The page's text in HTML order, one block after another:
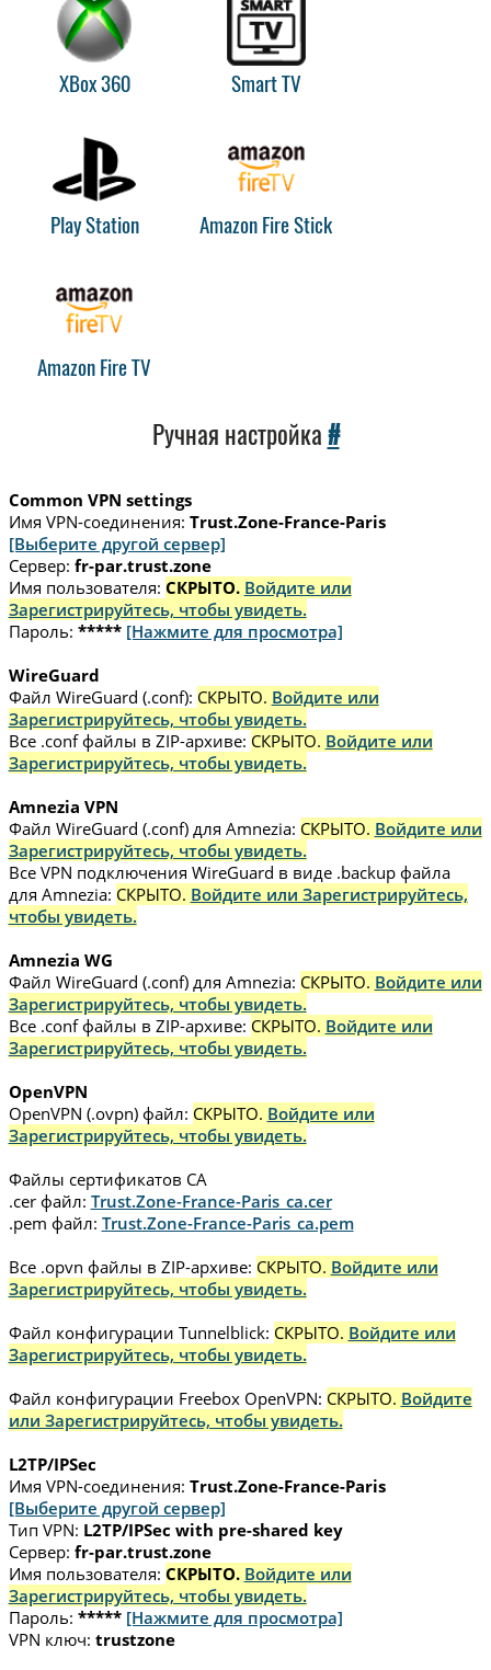
XBox 360 Smart TV
Play Station Amazon Fire Stick
Amazon Fire TV
Ручная настройка #
Common VPN settings
Имя VPN-соединения: Trust.Zone-France-Paris
[Выберите другой сервер]
Сервер: fr-par.trust.zone
Имя пользователя: СКРЫТО. Войдите или
Зарегистрируйтесь, чтобы увидеть.
Пароль: ***** [Нажмите для просмотра]
WireGuard
Файл WireGuard (.conf): СКРЫТО. Войдите или
Зарегистрируйтесь, чтобы увидеть.
Все .conf файлы в ZIP-архиве: СКРЫТО. Войдите или
Зарегистрируйтесь, чтобы увидеть.
Amnezia VPN
Файл WireGuard (.conf) для Amnezia: СКРЫТО. Войдите или
Зарегистрируйтесь, чтобы увидеть.
Все VPN подключения WireGuard в виде .backup файла
для Amnezia: СКРЫТО. Войдите или Зарегистрируйтесь,
чтобы увидеть.
Amnezia WG
Файл WireGuard (.conf) для Amnezia: СКРЫТО. Войдите или
Зарегистрируйтесь, чтобы увидеть.
Все .conf файлы в ZIP-архиве: СКРЫТО. Войдите или
Зарегистрируйтесь, чтобы увидеть.
OpenVPN
OpenVPN (.ovpn) файл: СКРЫТО. Войдите или
Зарегистрируйтесь, чтобы увидеть.
Файлы сертификатов CA
.cer файл: Trust.Zone-France-Paris_ca.cer
.pem файл: Trust.Zone-France-Paris_ca.pem
Все .opvn файлы в ZIP-архиве: СКРЫТО. Войдите или
Зарегистрируйтесь, чтобы увидеть.
Файл конфигурации Tunnelblick: СКРЫТО. Войдите или
Зарегистрируйтесь, чтобы увидеть.
Файл конфигурации Freebox OpenVPN: СКРЫТО. Войдите
или Зарегистрируйтесь, чтобы увидеть.
L2TP/IPSec
Имя VPN-соединения: Trust.Zone-France-Paris
[Выберите другой сервер]
Тип VPN: L2TP/IPSec with pre-shared key
Сервер: fr-par.trust.zone
Имя пользователя: СКРЫТО. Войдите или
Зарегистрируйтесь, чтобы увидеть.
Пароль: ***** [Нажмите для просмотра]
VPN ключ: trustzone